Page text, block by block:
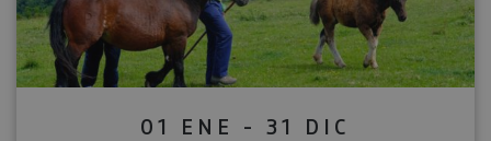
01 ENE - 31 DIC